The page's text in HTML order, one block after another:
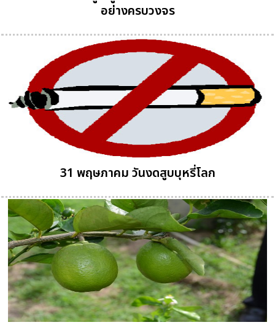
อย่างครบวงจร
31 พฤษภาคม วันงดสูบบุหรี่โลก